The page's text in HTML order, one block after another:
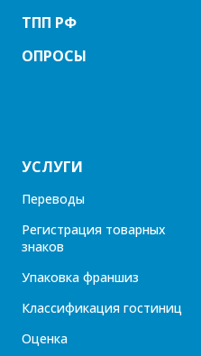
ТПП РФ
ОПРОСЫ
УСЛУГИ
Переводы
Регистрация товарных
знаков
Упаковка франшиз
Классификация гостиниц
Оценка